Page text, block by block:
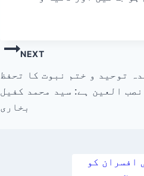
NEXT
توحید و ختم نبوت کا تحفظ
نصب العین ہے: سید محمد کفیل
بخاری